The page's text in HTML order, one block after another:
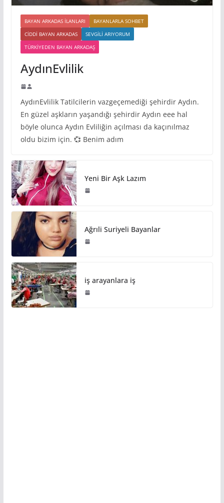
BAYAN ARKADAS ILANLARI
BAYANLARLA SOHBET
CIDDI BAYAN ARKADAS
SEVGILI ARIYORUM
TÜRKIYEDEN BAYAN ARKADAŞ
AydınEvlilik
AydınEvlilik Tatilcilerin vazgeçemediği şehirdir Aydın.
En güzel aşkların yaşandığı şehirdir Aydın eee hal
böyle olunca Aydın Evliliğin açılması da kaçınılmaz
oldu bizim için. 💞 Benim adım
Yeni Bir Aşk Lazım
Ağrıli Suriyeli Bayanlar
iş arayanlara iş